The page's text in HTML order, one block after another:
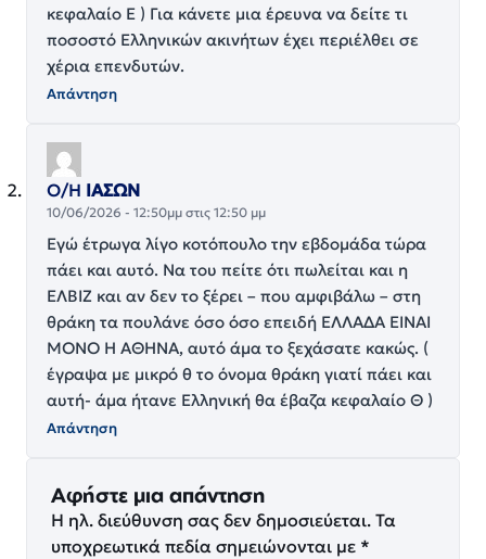
κεφαλαίο Ε ) Για κάνετε μια έρευνα να δείτε τι
ποσοστό Ελληνικών ακινήτων έχει περιέλθει σε
χέρια επενδυτών.
Απάντηση
Ο/Η ΙΑΣΩΝ
10/06/2026 - 12:50μμ στις 12:50 μμ
Εγώ έτρωγα λίγο κοτόπουλο την εβδομάδα τώρα
πάει και αυτό. Να του πείτε ότι πωλείται και η
ΕΛΒΙΖ και αν δεν το ξέρει – που αμφιβάλω – στη
θράκη τα πουλάνε όσο όσο επειδή ΕΛΛΆΔΑ ΕΊΝΑΙ
ΜΌΝΟ Η ΑΘΗΝΑ, αυτό άμα το ξεχάσατε κακώς. (
έγραψα με μικρό θ το όνομα θράκη γιατί πάει και
αυτή- άμα ήτανε Ελληνική θα έβαζα κεφαλαίο Θ )
Απάντηση
Αφήστε μια απάντηση
Η ηλ. διεύθυνση σας δεν δημοσιεύεται. Τα
υποχρεωτικά πεδία σημειώνονται με *